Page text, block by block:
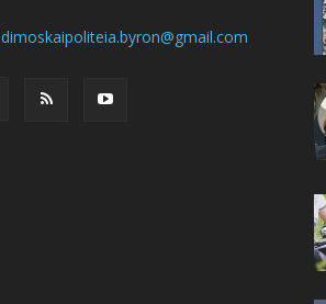
dimoskaipoliteia.byron@gmail.com